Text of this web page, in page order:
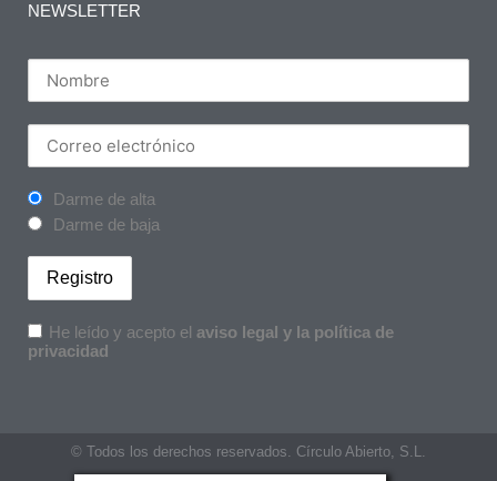
NEWSLETTER
Darme de alta
Darme de baja
He leído y acepto el aviso legal y la política de
privacidad
© Todos los derechos reservados. Círculo Abierto, S.L.